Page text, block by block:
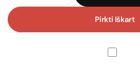
Taylor
of
Pirkti Iškart
T